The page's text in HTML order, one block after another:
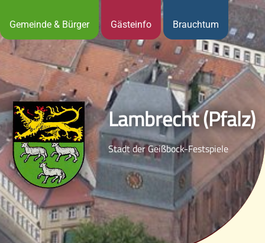
Gemeinde & Bürger Gästeinfo Brauchtum
Lambrecht (Pfalz)
Stadt der Geißbock-Festspiele